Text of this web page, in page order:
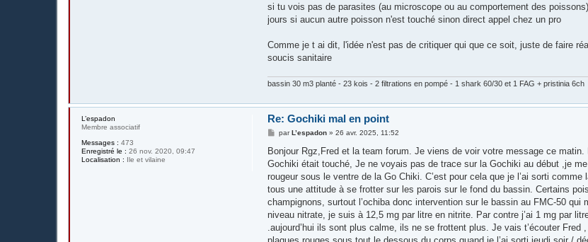
si tu vois pas de parasites (au microscope ou au comportement des
jours si aucun autre poisson n'est touché sinon direct appel chez un pro
Comme je t ai dit, l'idée n'est pas de critiquer qui que ce soit, juste de faire
soucis sanitaire
bassin 30 m3 planté - 23 kois - 2 filtrations en pompé - 1 shark 60/30 et 1 FAG + pristinia 6ch
L’espadon
Membre associatif
Messages : 473
Enregistré le : 26 nov. 2020, 09:47
Localisation : Ile et vilaine
Re: Gochiki mal en point
M
s
a
g
parL’espadon »26 avr. 2025, 11:52
Bonjour Rgz,Fred et la team forum. Je viens de voir votre message ce
Gochiki était touché, Je ne voyais pas de trace sur la Gochiki au début ,je
rougeur sous le ventre de la Go Chiki. C’est pour cela que je l’ai sorti
tous une attitude à se frotter sur les parois sur le fond du bassin. Certains
champignons, surtout l’ochiba donc intervention sur le bassin au FMC-50
niveau nitrate, je suis à 12,5 mg par litre en nitrite. Par contre j’ai 1 mg par
.aujourd’hui ils sont plus calme, ils ne se frottent plus. Je vais t’écouter